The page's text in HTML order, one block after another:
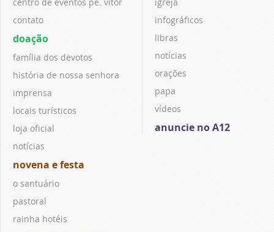
contato
doação
família dos devotos
história de nossa senhora
imprensa
locais turísticos
loja oficial
notícias
novena e festa
o santuário
pastoral
rainha hotéis
infográficos
libras
notícias
orações
papa
vídeos
anuncie no A12